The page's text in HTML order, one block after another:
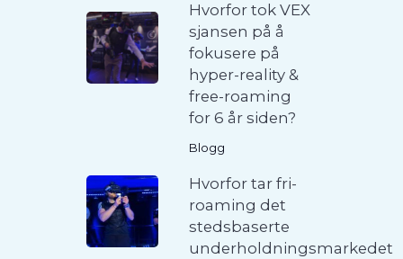
Hvorfor tok VEX
sjansen på å
fokusere på
hyper-reality &
free-roaming
for 6 år siden?
Blogg
Hvorfor tar fri-
roaming det
stedsbaserte
underholdningsmarkedet